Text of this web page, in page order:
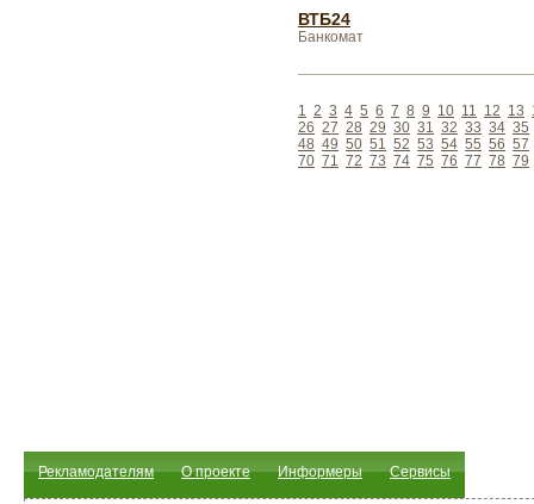
ВТБ24
Банкомат
1 2 3 4 5 6 7 8 9 10 11 12 13
26 27 28 29 30 31 32 33 34 35
48 49 50 51 52 53 54 55 56 57
70 71 72 73 74 75 76 77 78 79
Рекламодателям О проекте Информеры Сервисы